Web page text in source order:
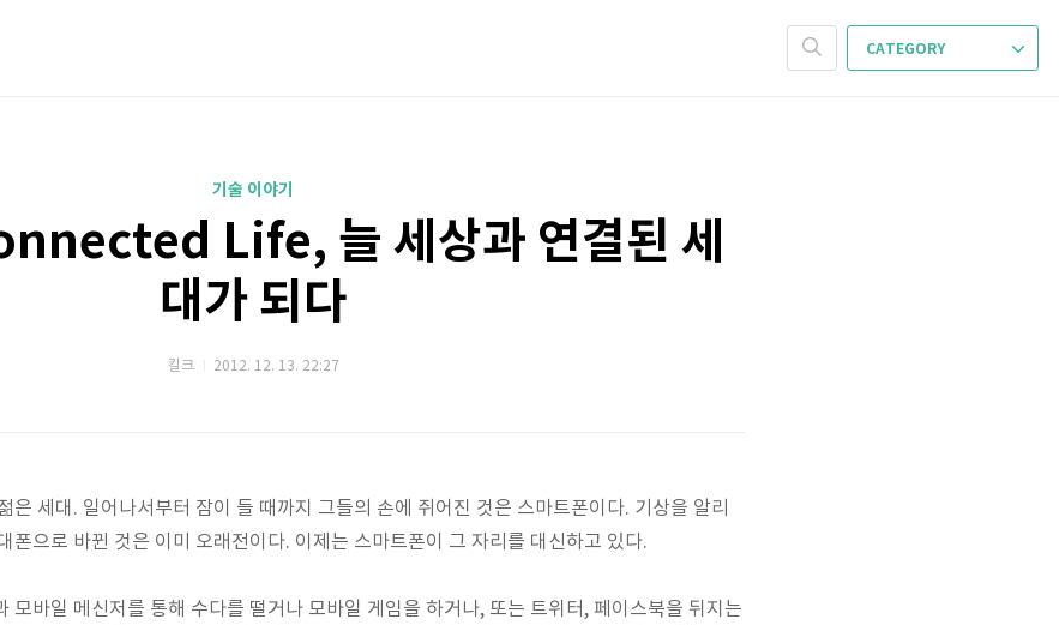
CATEGORY
기술 이야기
Life, 늘 세상과 연결된 세
대가 되다
킬크 2012. 12. 13. 22:27
은 세대. 일어나서부터 잠이 들 때까지 그들의 손에 쥐어진 것은 스마트폰이다. 기상을 알리
폰으로 바뀐 것은 이미 오래전이다. 이제는 스마트폰이 그 자리를 대신하고 있다.
모바일 메신저를 통해 수다를 떨거나 모바일 게임을 하거나, 또는 트위터, 페이스북을 뒤지는